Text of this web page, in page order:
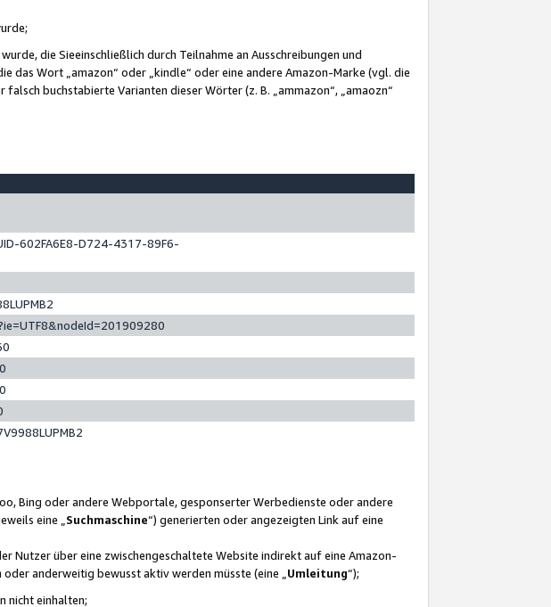
die Sieeinschließlich durch Teilnahme an Ausschreibungen und
Wort „amazon“ oder „kindle“ oder eine andere Amazon-Marke (vgl. die
buchstabierte Varianten dieser Wörter (z. B. „ammazon“, „amaozn“
602FA6E8-D724-4317-89F6-
Bing oder andere Webportale, gesponserter Werbedienste oder andere
eine „ Suchmaschine“) generierten oder angezeigten Link auf eine
Nutzer über eine zwischengeschaltete Website indirekt auf eine Amazon-
anderweitig bewusst aktiv werden müsste (eine „ Umleitung“);
nicht einhalten;